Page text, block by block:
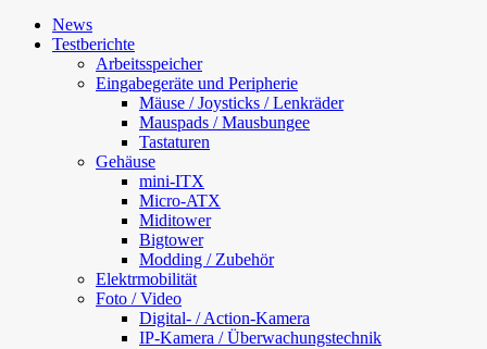
News
Testberichte
Arbeitsspeicher
Eingabegeräte und Peripherie
Mäuse / Joysticks / Lenkräder
Mauspads / Mausbungee
Tastaturen
Gehäuse
mini-ITX
Micro-ATX
Miditower
Bigtower
Modding / Zubehör
Elektrmobilität
Foto / Video
Digital- / Action-Kamera
IP-Kamera / Überwachungstechnik